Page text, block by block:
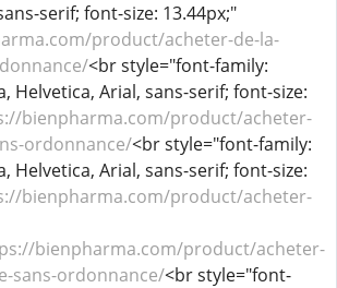
serif; font-size: 13.44px;"
product/acheter-de-la-
<br style="font-family:
Helvetica, Arial, sans-serif; font-size:
bienpharma.com/product/acheter-
ordonnance/<br style="font-family:
Helvetica, Arial, sans-serif; font-size:
bienpharma.com/product/acheter-
bienpharma.com/product/acheter-
sans-ordonnance/<br style="font-